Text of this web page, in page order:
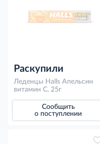
Раскупили
Леденцы Halls Апельсин
витамин C, 25г
Сообщить
о поступлении